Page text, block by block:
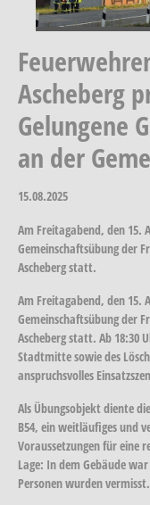
Ascheberg
Gelungene
an der
15.08.2025
Am Freitagabend, den 15.
Gemeinschaftsübung der
Ascheberg statt.
Am Freitagabend, den 15.
Gemeinschaftsübung der
Ascheberg statt. Ab 18:30
Stadtmitte sowie des
anspruchsvolles
Als Übungsobjekt diente
B54, ein weitläufiges und
Voraussetzungen für eine
Lage: In dem Gebäude
Personen wurden vermisst.